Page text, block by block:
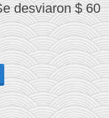
desviaron $ 60